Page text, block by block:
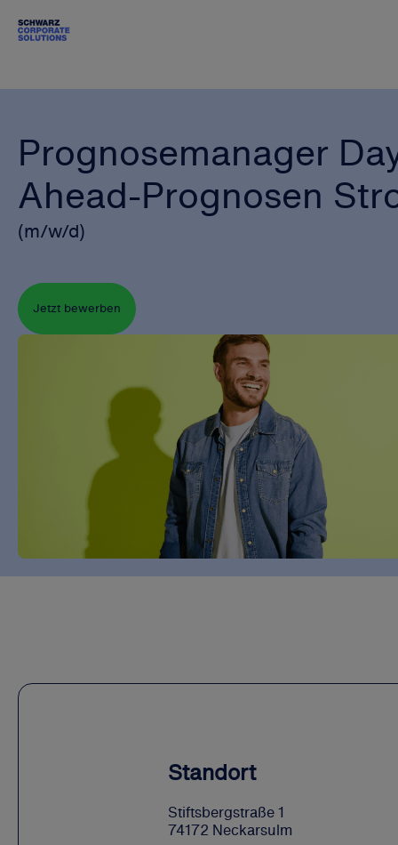
Prognosemanager
Ahead-Prognosen
(m/w/d)
Jetzt bewerben
Standort
Stiftsbergstraße 1
74172 Neckarsulm